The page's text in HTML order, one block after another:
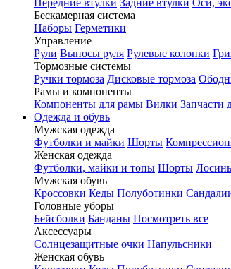
Передние втулки Задние втулки Оси,
Бескамерная система
Наборы Герметики
Управление
Рули Выносы руля Рулевые колонки
Тормозные системы
Ручки тормоза Дисковые тормоза
Рамы и компоненты
Компоненты для рамы Вилки Запчасти
Одежда и обувь
Мужская одежда
Футболки и майки Шорты
Женская одежда
Футболки, майки и топы Шорты
Мужская обувь
Кроссовки Кеды Полуботинки
Головные уборы
Бейсболки Банданы Посмотреть все
Аксессуары
Солнцезащитные очки Напульсники
Женская обувь